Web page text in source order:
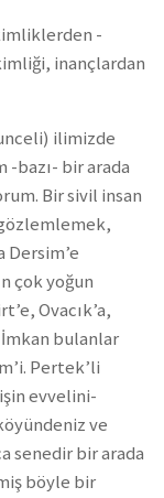
-
inançlardan
ilimizde
bazı- bir arada
Bir sivil insan
çok yoğun
Ovacık’a,
bulanlar
Pertek’li
evvelini-
ve
senedir bir arada
böyle bir